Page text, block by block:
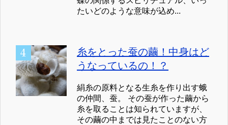
たいどのような意味が込め...
糸をとった蚕の繭！中身はど
うなっているの！？
絹糸の原料となる生糸を作り出す蛾
の仲間、蚕。 その蚕が作った繭から
糸を取ることは知られていますが、
その繭の中までは見たことのない方